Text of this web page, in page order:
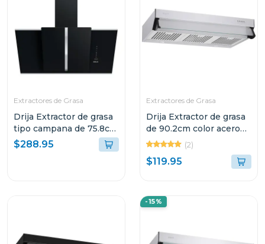
Extractores de Grasa
Drija Extractor de grasa
tipo campana de 75.8cm
acabado negro triangolo
$288.95
Extractores de Grasa
Drija Extractor de grasa
de 90.2cm color acero
compatto(2)
$119.95
-15%